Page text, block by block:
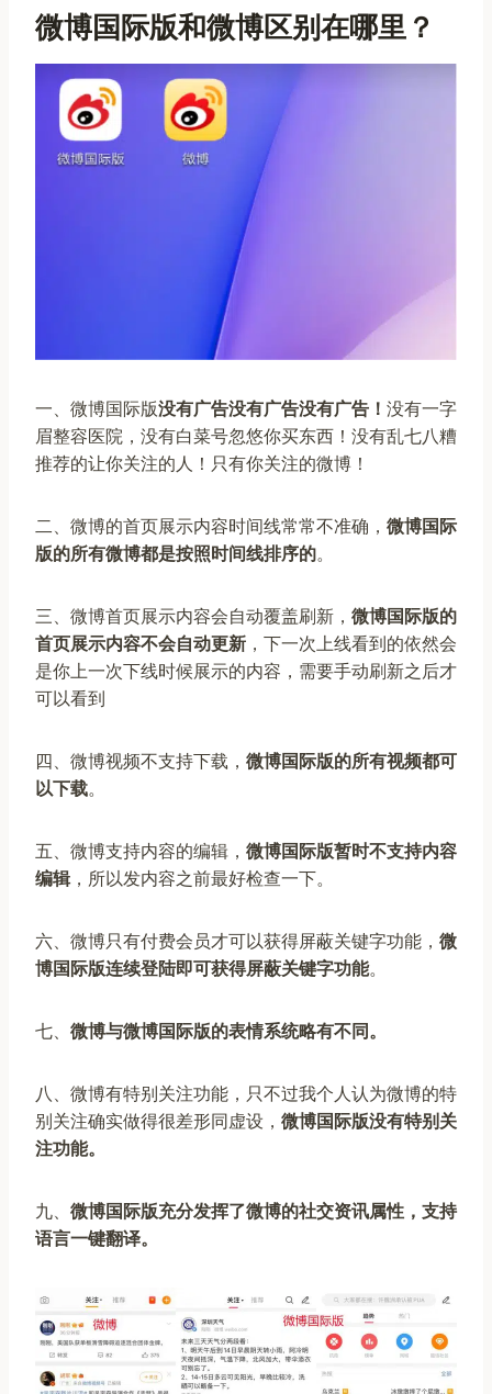
微博国际版和微博区别在哪里？
一、微博国际版没有广告没有广告没有广告！ 没有一字
眉整容医院，没有白菜号忽悠你买东西！没有乱七八糟
推荐的让你关注的人！只有你关注的微博！
二、微博的首页展示内容时间线常常不准确， 微博国际
版的所有微博都是按照时间线排序的。
三、微博首页展示内容会自动覆盖刷新， 微博国际版的
首页展示内容不会自动更新 ，下一次上线看到的依然会
是你上一次下线时候展示的内容，需要手动刷新之后才
可以看到
四、微博视频不支持下载， 微博国际版的所有视频都可
以下载。
五、微博支持内容的编辑， 微博国际版暂时不支持内容
编辑，所以发内容之前最好检查一下。
六、微博只有付费会员才可以获得屏蔽关键字功能， 微
博国际版连续登陆即可获得屏蔽关键字功能。
七、 微博与微博国际版的表情系统略有不同。
八、微博有特别关注功能，只不过我个人认为微博的特
别关注确实做得很差形同虚设， 微博国际版没有特别关
注功能。
九、 微博国际版充分发挥了微博的社交资讯属性，支持
语言一键翻译。